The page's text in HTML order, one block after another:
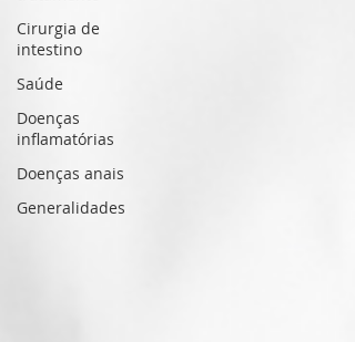
Cirurgia de
intestino
Saúde
Doenças
inflamatórias
Doenças anais
Generalidades